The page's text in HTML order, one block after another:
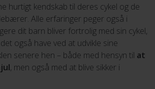
hurtigt kendskab til deres cykel og de
Alle erfaringer peger også i
dit barn bliver fortrolig med sin cykel,
også have ved at udvikle sine
senere hen – både med hensyn til at
, men også med at blive sikker i